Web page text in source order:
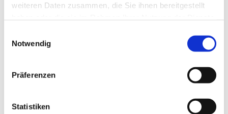
weiteren Daten zusammen, die Sie ihnen bereitgestellt
Notwendig
Präferenzen
Statistiken